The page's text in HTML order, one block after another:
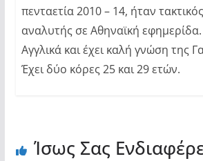
πενταετία 2010 – 14, ήταν
αναλυτής σε Αθηναϊκή
Αγγλικά και έχει καλή γνώση της
Έχει δύο κόρες 25 και 29 ετών.
Ίσως Σας